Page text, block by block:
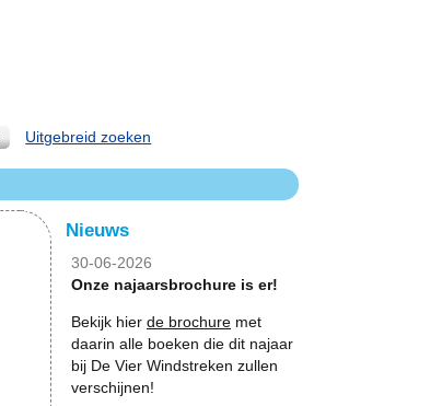
Nieuws
30-06-2026
Onze najaarsbrochure is er!
Bekijk hier de brochure met
daarin alle boeken die dit najaar
bij De Vier Windstreken zullen
verschijnen!
Uitgebreid zoeken